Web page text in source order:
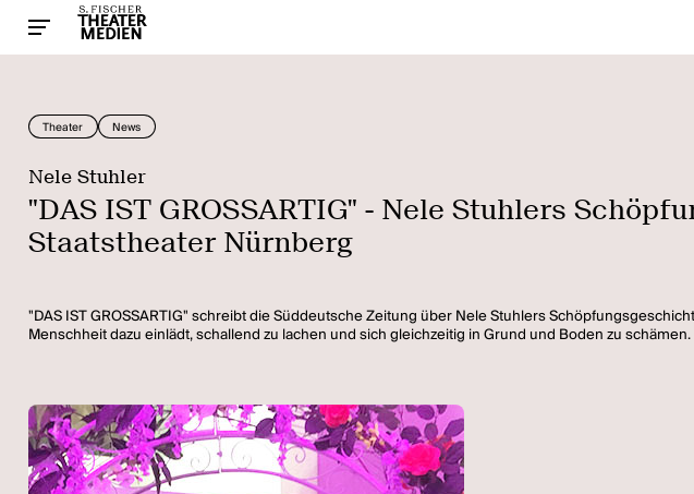
Theater News
Nele Stuhler
"DAS IST GROSSARTIG" - Nele Stuhlers
Staatstheater Nürnberg
"DAS IST GROSSARTIG" schreibt die Süddeutsche Zeitung über Nele Stuhlers
Menschheit dazu einlädt, schallend zu lachen und sich gleichzeitig in Grund und Boden zu schämen.